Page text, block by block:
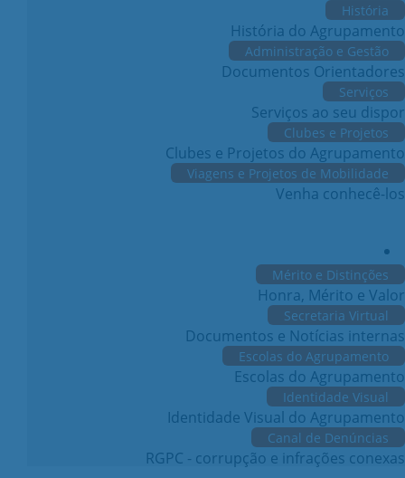
História
História do Agrupamento
Administração e Gestão
Documentos Orientadores
Serviços
Serviços ao seu dispor
Clubes e Projetos
Clubes e Projetos do Agrupamento
Viagens e Projetos de Mobilidade
Venha conhecê-los
Mérito e Distinções
Honra, Mérito e Valor
Secretaria Virtual
Documentos e Notícias internas
Escolas do Agrupamento
Escolas do Agrupamento
Identidade Visual
Identidade Visual do Agrupamento
Canal de Denúncias
RGPC - corrupção e infrações conexas